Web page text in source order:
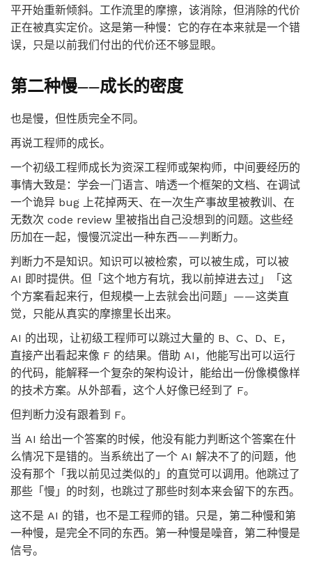
平开始重新倾斜。工作流里的摩擦，该消除，但消除的代价
正在被真实定价。这是第一种慢：它的存在本来就是一个错
误，只是以前我们付出的代价还不够显眼。
第二种慢——成长的密度
也是慢，但性质完全不同。
再说工程师的成长。
一个初级工程师成长为资深工程师或架构师，中间要经历的
事情大致是：学会一门语言、啃透一个框架的文档、在调试
一个诡异 bug 上花掉两天、在一次生产事故里被教训、在
无数次 code review 里被指出自己没想到的问题。这些经
历加在一起，慢慢沉淀出一种东西——判断力。
判断力不是知识。知识可以被检索，可以被生成，可以被
AI 即时提供。但「这个地方有坑，我以前掉进去过」「这
个方案看起来行，但规模一上去就会出问题」——这类直
觉，只能从真实的摩擦里长出来。
AI 的出现，让初级工程师可以跳过大量的 B、C、D、E，
直接产出看起来像 F 的结果。借助 AI，他能写出可以运行
的代码，能解释一个复杂的架构设计，能给出一份像模像样
的技术方案。从外部看，这个人好像已经到了 F。
但判断力没有跟着到 F。
当 AI 给出一个答案的时候，他没有能力判断这个答案在什
么情况下是错的。当系统出了一个 AI 解决不了的问题，他
没有那个「我以前见过类似的」的直觉可以调用。他跳过了
那些「慢」的时刻，也跳过了那些时刻本来会留下的东西。
这不是 AI 的错，也不是工程师的错。只是，第二种慢和第
一种慢，是完全不同的东西。第一种慢是噪音，第二种慢是
信号。